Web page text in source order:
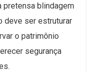
pretensa blindagem
deve ser estruturar
o patrimônio
segurança